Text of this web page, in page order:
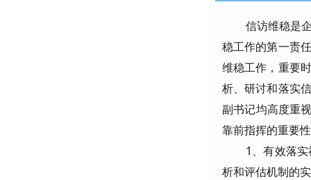
信访维稳是
稳工作的第一责
维稳工作，重要
析、研讨和落实
副书记均高度重
靠前指挥的重要
1、有效落
析和评估机制的